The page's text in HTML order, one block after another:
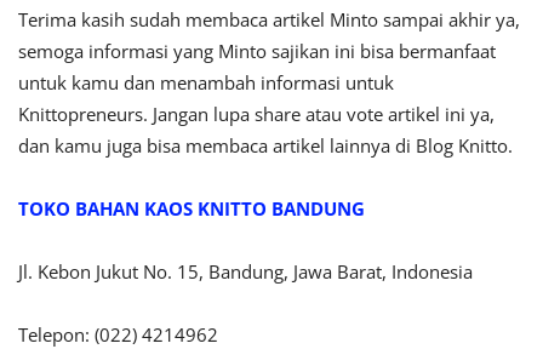
Terima kasih sudah membaca artikel Minto sampai akhir ya,
semoga informasi yang Minto sajikan ini bisa bermanfaat
untuk kamu dan menambah informasi untuk
Knittopreneurs. Jangan lupa share atau vote artikel ini ya,
dan kamu juga bisa membaca artikel lainnya di Blog Knitto.
TOKO BAHAN KAOS KNITTO BANDUNG
Jl. Kebon Jukut No. 15, Bandung, Jawa Barat, Indonesia
Telepon: (022) 4214962